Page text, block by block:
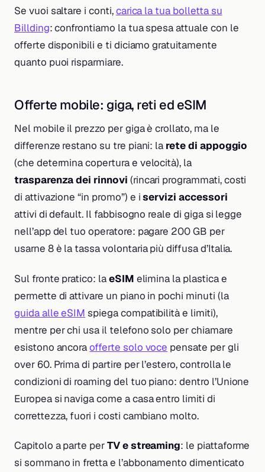
Se vuoi saltare i conti,carica la tua bolletta su
Billding: confrontiamo la tua spesa attuale con le
offerte disponibili e ti diciamo gratuitamente
quanto puoi risparmiare.
Offerte mobile: giga, reti ed eSIM
Nel mobile il prezzo per giga è crollato, ma le
differenze restano su tre piani: la rete di appoggio
(che determina copertura e velocità), la
trasparenza dei rinnovi (rincari programmati, costi
di attivazione “in promo”) e iservizi accessori
attivi di default. Il fabbisogno reale di giga si legge
nell’app del tuo operatore: pagare 200 GB per
usarne 8 è la tassa volontaria più diffusa d’Italia.
Sul fronte pratico: laeSIM elimina la plastica e
permette di attivare un piano in pochi minuti (la
guida alle eSIM spiega compatibilità e limiti),
mentre per chi usa il telefono solo per chiamare
esistono ancoraofferte solo voce pensate per gli
over 60. Prima di partire per l’estero, controlla le
condizioni di roaming del tuo piano: dentro l’Unione
Europea si naviga come a casa entro limiti di
correttezza, fuori i costi cambiano molto.
Capitolo a parte perTV e streaming: le piattaforme
si sommano in fretta e l’abbonamento dimenticato